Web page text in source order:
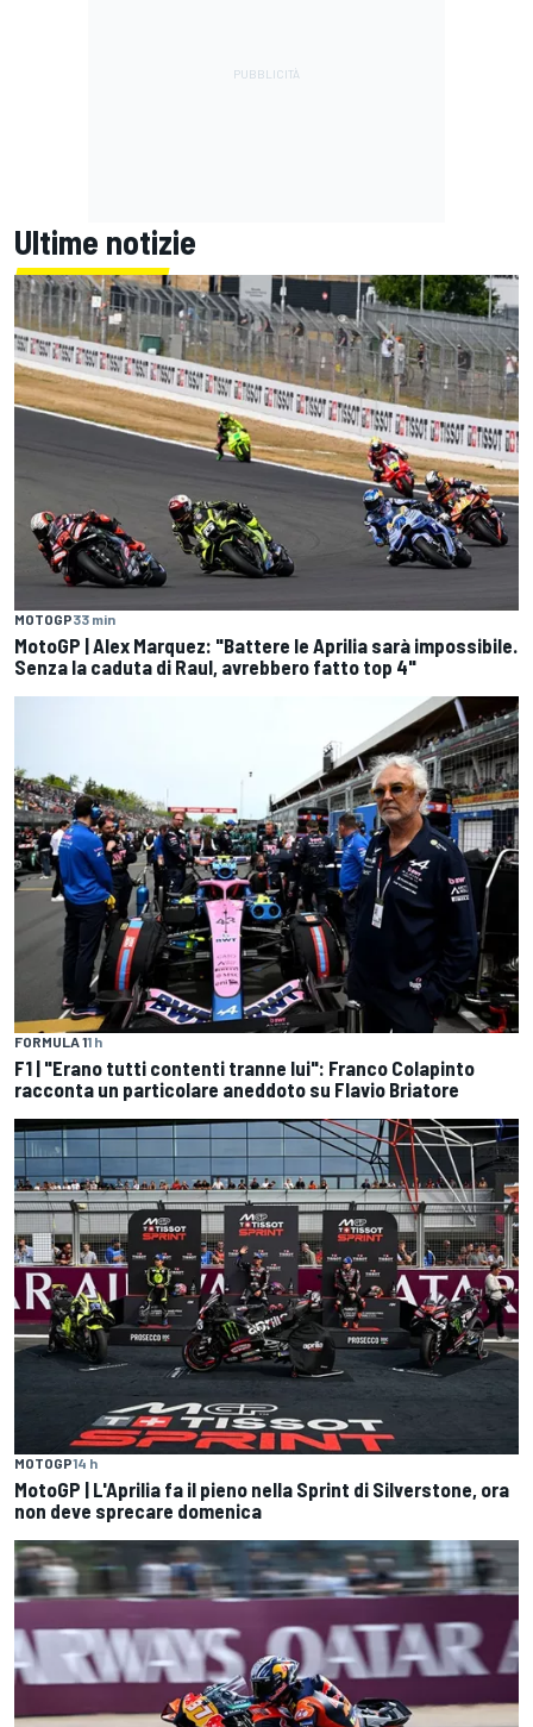
Ultime notizie
MOTOGP33 min
MotoGP | Alex Marquez: "Battere le Aprilia sarà impossibile.
Senza la caduta di Raul, avrebbero fatto top 4"
FORMULA 11 h
F1 | "Erano tutti contenti tranne lui": Franco Colapinto
racconta un particolare aneddoto su Flavio Briatore
MOTOGP14 h
MotoGP | L'Aprilia fa il pieno nella Sprint di Silverstone, ora
non deve sprecare domenica